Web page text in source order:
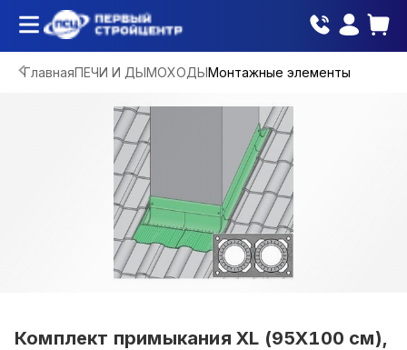
ГлавнаяПЕЧИ И ДЫМОХОДЫМонтажные элементы
Комплект примыкания ХL (95X100 см),